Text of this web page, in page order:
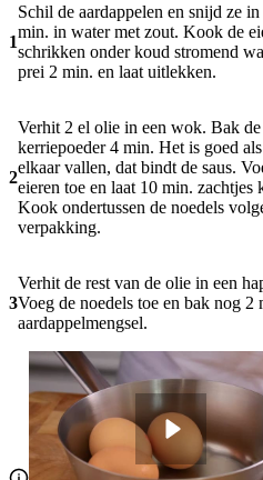
1
Schil de aardappelen en snijd ze
min. in water met zout. Kook de
schrikken onder koud stromend
prei 2 min. en laat uitlekken.
2
Verhit 2 el olie in een wok. Bak de
kerriepoeder 4 min. Het is goed
elkaar vallen, dat bindt de saus.
eieren toe en laat 10 min.
Kook ondertussen de noedels
verpakking.
3
Verhit de rest van de olie in een
Voeg de noedels toe en bak nog 2
aardappelmengsel.